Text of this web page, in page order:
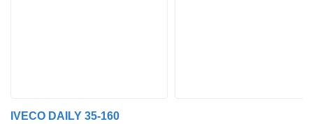
IVECO DAILY 35-160